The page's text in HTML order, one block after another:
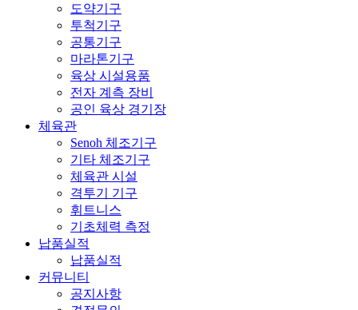
도약기구
투척기구
공통기구
마라톤기구
육상 시설용품
전자 계측 장비
공인 육상 경기장
체육관
Senoh 체조기구
기타 체조기구
체육관 시설
격투기 기구
휘트니스
기초체력 측정
납품실적
납품실적
커뮤니티
공지사항